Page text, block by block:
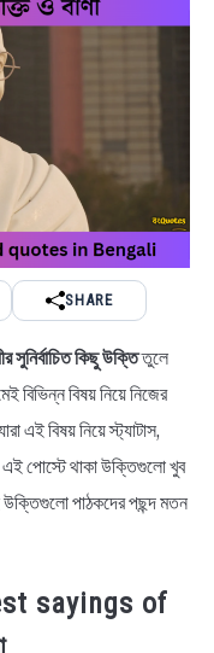
SHARE
সুনির্বাচিত কিছু উক্তিতুলে
বিভিন্ন বিষয় নিয়ে নিজের
এই বিষয় নিয়ে স্ট্যাটাস,
এই পোস্টে থাকা উক্তিগুলো খুব
পাঠকদের পছন্দ মতন
Best sayings of